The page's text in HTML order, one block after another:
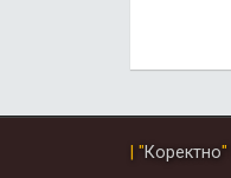
| "Коректно"